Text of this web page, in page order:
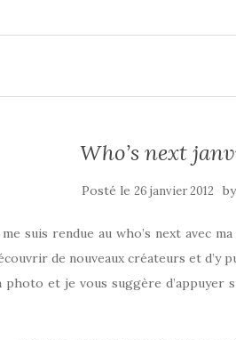
Who’s next
Posté le 26 janvier 2012 by
suis rendue au who’s next avec
de nouveaux créateurs et d’y
et je vous suggère d’appuyer